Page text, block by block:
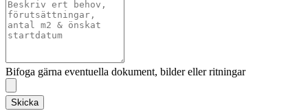
Bifoga gärna eventuella dokument, bilder eller ritningar
Skicka